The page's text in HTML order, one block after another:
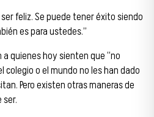
feliz. Se puede tener éxito siendo
es para ustedes.”
quienes hoy sienten que “no
colegio o el mundo no les han dado
Pero existen otras maneras de
ser.